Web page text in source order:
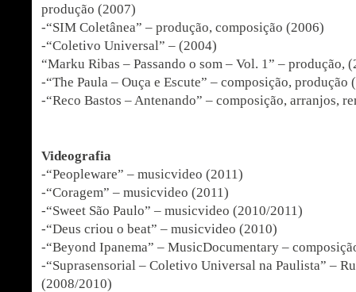
produção (2007)
-“SIM Coletânea” – produção, composição (2006)
-“Coletivo Universal” – (2004)
“Marku Ribas – Passando o som – Vol. 1” – produção,
-“The Paula – Ouça e Escute” – composição, produção
-“Reco Bastos – Antenando” – composição, arranjos,
Videografia
-“Peopleware” – musicvideo (2011)
-“Coragem” – musicvideo (2011)
-“Sweet São Paulo” – musicvideo (2010/2011)
-“Deus criou o beat” – musicvideo (2010)
-“Beyond Ipanema” – MusicDocumentary –
-“Suprasensorial – Coletivo Universal na Paulista” –
(2008/2010)